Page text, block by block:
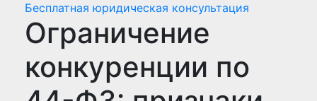
Бесплатная юридическая консультация
Ограничение
конкуренции по